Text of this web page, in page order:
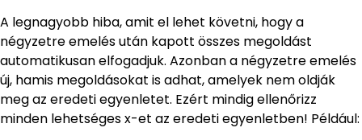
A legnagyobb hiba, amit el lehet követni, hogy a
négyzetre emelés után kapott összes megoldást
automatikusan elfogadjuk. Azonban a négyzetre emelés
új, hamis megoldásokat is adhat, amelyek nem oldják
meg az eredeti egyenletet. Ezért mindig ellenőrizz
minden lehetséges x-et az eredeti egyenletben! Például: